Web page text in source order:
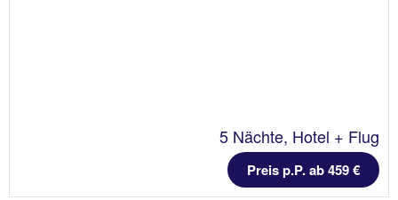
5 Nächte, Hotel + Flug
Preis p.P. ab 459 €